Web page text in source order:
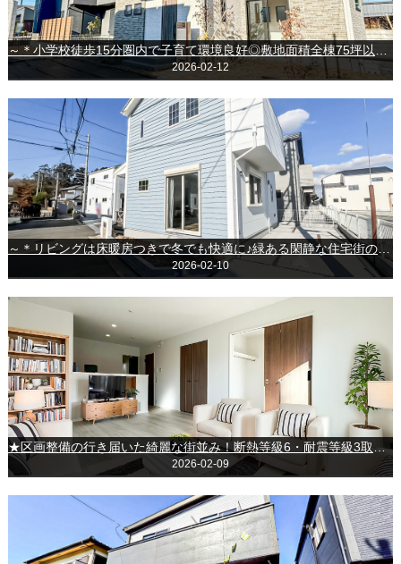
2026-02-12
～＊リビングは床暖房つきで冬でも快適に♪緑ある閑静な住宅街の戸建！＊～◆八千代市八千代台北13丁目◆
2026-02-10
★区画整備の行き届いた綺麗な街並み！断熱等級6・耐震等級3取得の長期優良住宅★～君津市人見3丁目～
2026-02-09